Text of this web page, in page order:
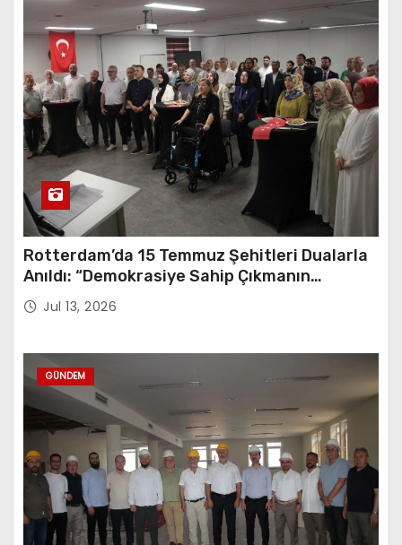
Rotterdam’da 15 Temmuz Şehitleri Dualarla
Anıldı: “Demokrasiye Sahip Çıkmanın
Sembolü”
Jul 13, 2026
GÜNDEM